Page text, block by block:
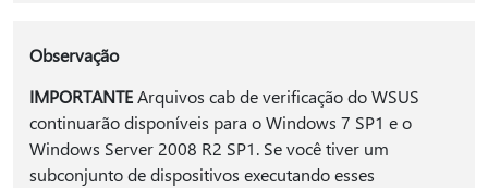
Observação
IMPORTANTEArquivos cab de verificação do WSUS
continuarão disponíveis para o Windows 7 SP1 e o
Windows Server 2008 R2 SP1. Se você tiver um
subconjunto de dispositivos executando esses